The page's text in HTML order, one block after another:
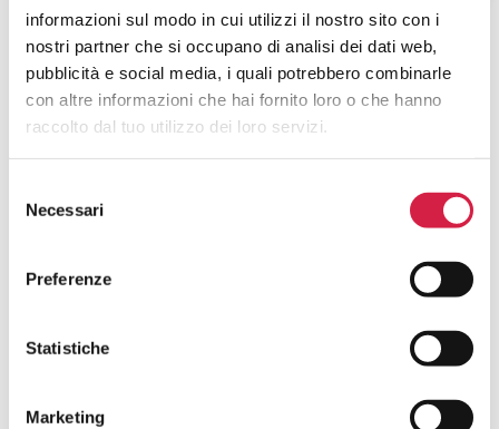
informazioni sul modo in cui utilizzi il nostro sito con i
nostri partner che si occupano di analisi dei dati web,
pubblicità e social media, i quali potrebbero combinarle
con altre informazioni che hai fornito loro o che hanno
raccolto dal tuo utilizzo dei loro servizi.
delNecessari
Preferenze
Statistiche
Marketing
FAQ SUGLI OSPEDALI BOLLINO
Rosa?
Come Riconosco Un Ospedale Bollino